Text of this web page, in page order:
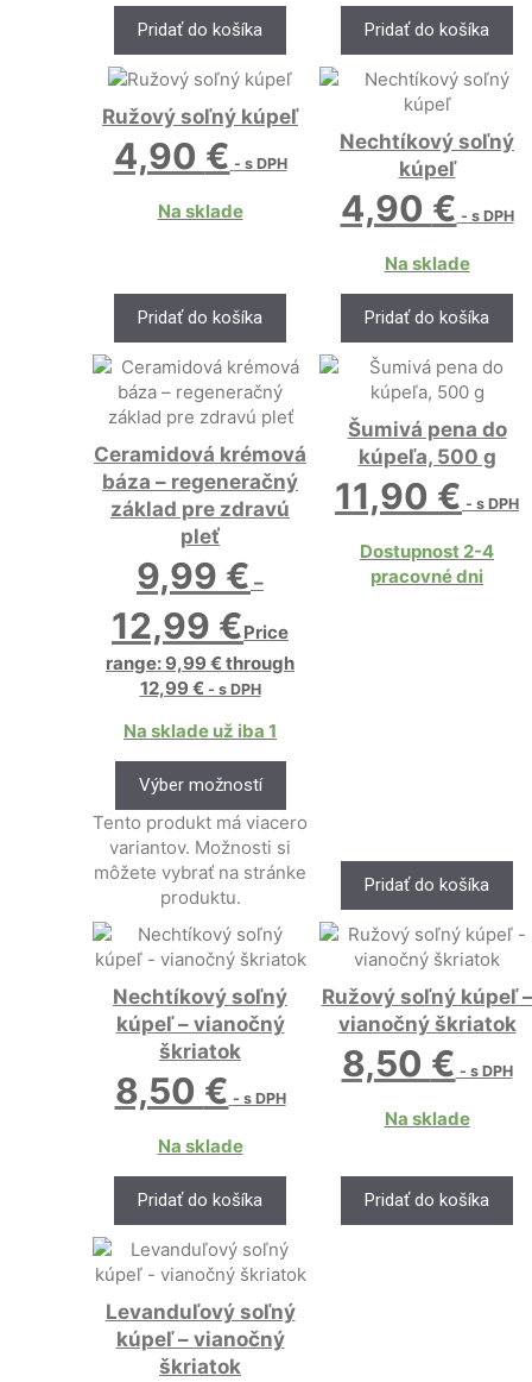
Pridať do košíka Pridať do košíka
Ružový soľný kúpeľ
4,90 € - s DPH
Na sklade
Pridať do košíka
Nechtíkový soľný
kúpeľ
4,90 € - s DPH
Na sklade
Pridať do košíka
Ceramidová krémová
báza – regeneračný
základ pre zdravú
pleť
9,99 € –
12,99 €Price
range: 9,99 € through
12,99 € - s DPH
Na sklade už iba 1
Výber možností
Tento produkt má viacero
variantov. Možnosti si
môžete vybrať na stránke
produktu.
Šumivá pena do
kúpeľa, 500 g
11,90 € - s DPH
Dostupnost 2-4
pracovné dni
Pridať do košíka
Nechtíkový soľný
kúpeľ – vianočný
škriatok
8,50 € - s DPH
Na sklade
Pridať do košíka
Ružový soľný kúpeľ –
vianočný škriatok
8,50 € - s DPH
Na sklade
Pridať do košíka
Levanduľový soľný
kúpeľ – vianočný
škriatok